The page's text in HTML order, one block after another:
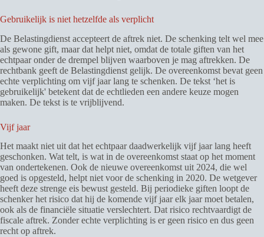
Gebruikelijk is niet hetzelfde als verplicht
De Belastingdienst accepteert de aftrek niet. De schenking telt wel mee
als gewone gift, maar dat helpt niet, omdat de totale giften van het
echtpaar onder de drempel blijven waarboven je mag aftrekken. De
rechtbank geeft de Belastingdienst gelijk. De overeenkomst bevat geen
echte verplichting om vijf jaar lang te schenken. De tekst ‘het is
gebruikelijk' betekent dat de echtlieden een andere keuze mogen
maken. De tekst is te vrijblijvend.
Vijf jaar
Het maakt niet uit dat het echtpaar daadwerkelijk vijf jaar lang heeft
geschonken. Wat telt, is wat in de overeenkomst staat op het moment
van ondertekenen. Ook de nieuwe overeenkomst uit 2024, die wel
goed is opgesteld, helpt niet voor de schenking in 2020. De wetgever
heeft deze strenge eis bewust gesteld. Bij periodieke giften loopt de
schenker het risico dat hij de komende vijf jaar elk jaar moet betalen,
ook als de financiële situatie verslechtert. Dat risico rechtvaardigt de
fiscale aftrek. Zonder echte verplichting is er geen risico en dus geen
recht op aftrek.